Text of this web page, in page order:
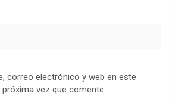
correo electrónico y web en este
vez que comente.